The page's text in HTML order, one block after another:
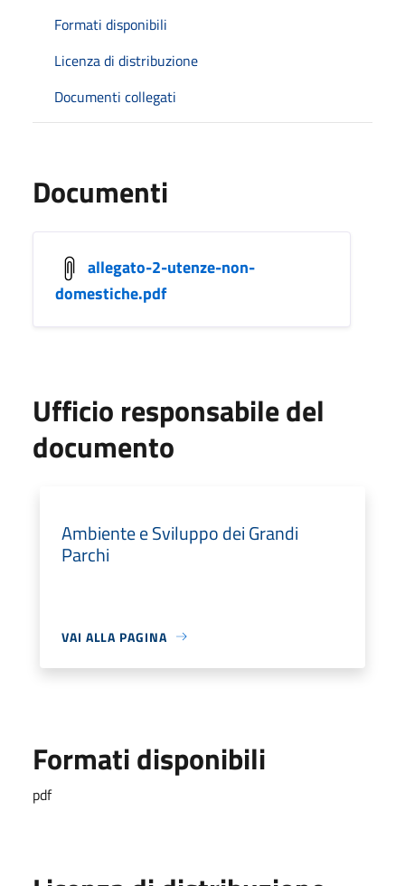
Formati disponibili
Licenza di distribuzione
Documenti collegati
Documenti
allegato-2-utenze-non-
domestiche.pdf
Ufficio responsabile del
documento
Ambiente e Sviluppo dei Grandi
Parchi
VAI ALLA PAGINA
Formati disponibili
pdf